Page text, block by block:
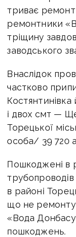
триває
ремонтники
тріщину
заводського
Внаслідок
частково
і двох смт —
Торецької
особа/ 39 720
Пошкоджені в
в районі
що не
«Вода
пошкоджень.